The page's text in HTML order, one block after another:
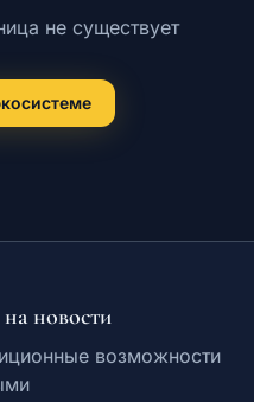
не существует
новости
возможности